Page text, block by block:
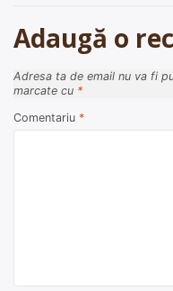
Adaugă o
Adresa ta de email nu va fi
marcate cu *
Comentariu *